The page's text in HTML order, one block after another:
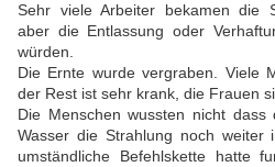
Sehr viele Arbeiter bekamen die
aber die Entlassung oder
würden.
Die Ernte wurde vergraben. Viele
der Rest ist sehr krank, die Frauen
Die Menschen wussten nicht dass
Wasser die Strahlung noch weiter
umständliche Befehlskette hatte